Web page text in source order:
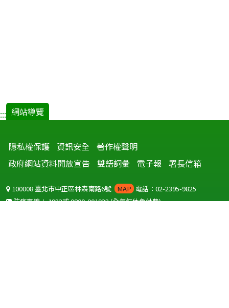
::: 網站導覽
隱私權保護 資訊安全 著作權聲明
政府網站資料開放宣告
雙語詞彙 電子報 署長信箱
100008 臺北市中正區林森南路6號 MAP 電話：02-2395-9825
防疫專線：1922或0800-001922(全年無休免付費)